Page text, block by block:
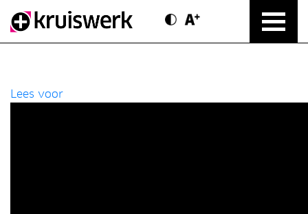
Direct door naar content
Contrast modus
Text vergroten
Lees voor